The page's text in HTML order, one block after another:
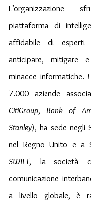
piattaforma di
affidabile di esperti
anticipare, mitigare
minacce informatiche.
CitiGroup, Bank of
Stanley), ha sede negli
SWIFT, la società
comunicazione